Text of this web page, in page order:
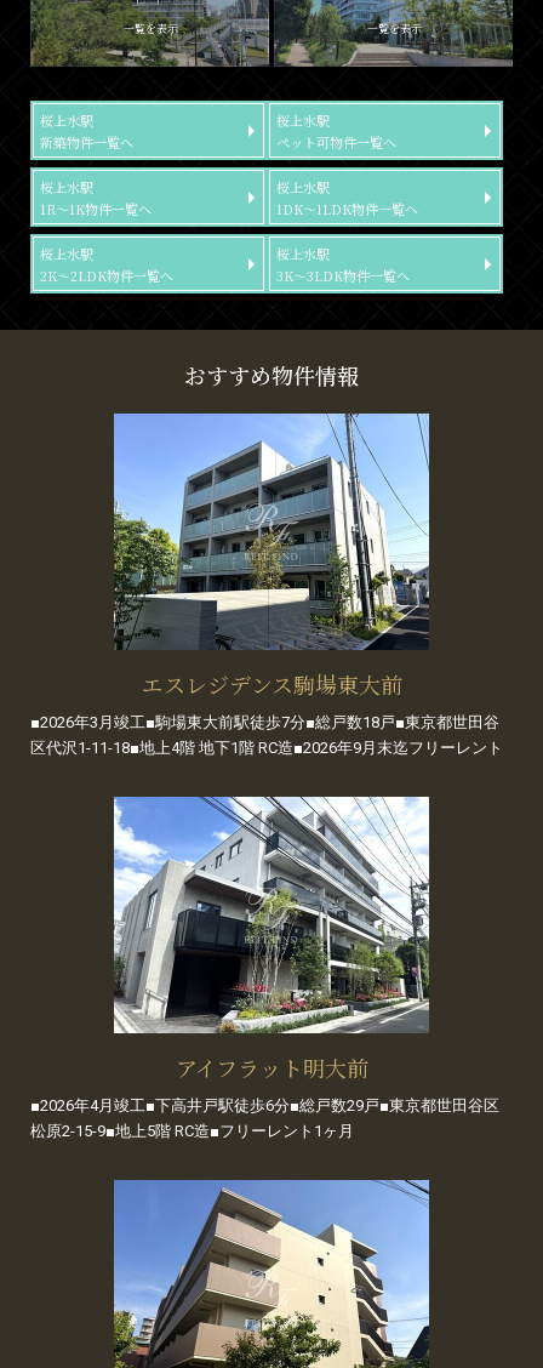
一覧を表示 一覧を表示
桜上水駅
新築物件一覧へ
桜上水駅
ペット可物件一覧へ
桜上水駅
1R～1K物件一覧へ
桜上水駅
1DK～1LDK物件一覧へ
桜上水駅
2K～2LDK物件一覧へ
桜上水駅
3K～3LDK物件一覧へ
おすすめ物件情報
エスレジデンス駒場東大前
■2026年3月竣工■駒場東大前駅徒歩7分■総戸数18戸■東京都世田谷
区代沢1-11-18■地上4階 地下1階 RC造■2026年9月末迄フリーレント
アイフラット明大前
■2026年4月竣工■下高井戸駅徒歩6分■総戸数29戸■東京都世田谷区
松原2-15-9■地上5階 RC造■フリーレント1ヶ月